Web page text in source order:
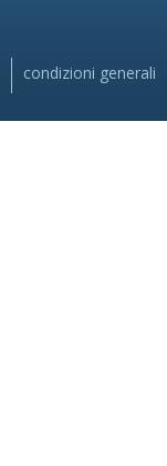
condizioni generali